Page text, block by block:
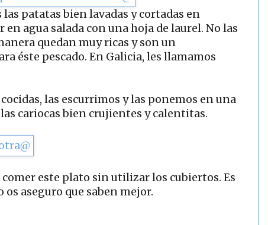
patatas bien lavadas y cortadas en
en agua salada con una hoja de laurel. No las
quedan muy ricas y son un
éste pescado. En Galicia, les llamamos
las escurrimos y las ponemos en una
cariocas bien crujientes y calentitas.
este plato sin utilizar los cubiertos. Es
aseguro que saben mejor.